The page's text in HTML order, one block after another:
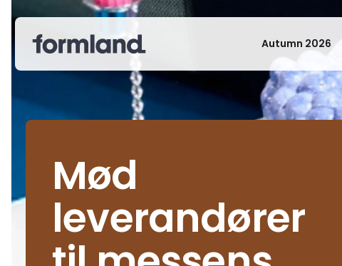
Autumn 2026
Mød
leverandører